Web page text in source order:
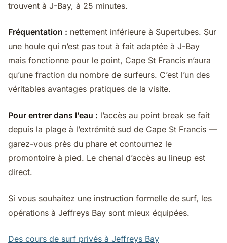
trouvent à J-Bay, à 25 minutes.
Fréquentation : nettement inférieure à Supertubes. Sur
une houle qui n’est pas tout à fait adaptée à J-Bay
mais fonctionne pour le point, Cape St Francis n’aura
qu’une fraction du nombre de surfeurs. C’est l’un des
véritables avantages pratiques de la visite.
Pour entrer dans l’eau : l’accès au point break se fait
depuis la plage à l’extrémité sud de Cape St Francis —
garez-vous près du phare et contournez le
promontoire à pied. Le chenal d’accès au lineup est
direct.
Si vous souhaitez une instruction formelle de surf, les
opérations à Jeffreys Bay sont mieux équipées.
Des cours de surf privés à Jeffreys Bay